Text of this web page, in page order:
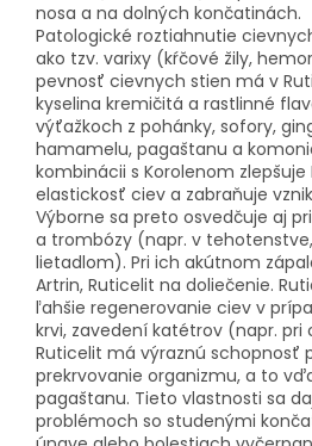
nosa a na dolných končatinách.
Patologické roztiahnutie
ako tzv. varixy (kŕčové žily,
pevnosť cievnych stien má v
kyselina kremičitá a rastlinné
výťažkoch z pohánky, sofory,
hamamelu, pagaštanu a
kombinácii s Korolenom
elastickosť ciev a zabraňuje
Výborne sa preto osvedčuje aj
a trombózy (napr. v
lietadlom). Pri ich akútnom
Artrin, Ruticelit na doliečenie.
ľahšie regenerovanie ciev v
krvi, zavedení katétrov (napr.
Ruticelit má výraznú schopnosť
prekrvovanie organizmu, a to
pagaštanu. Tieto vlastnosti sa
problémoch so studenými